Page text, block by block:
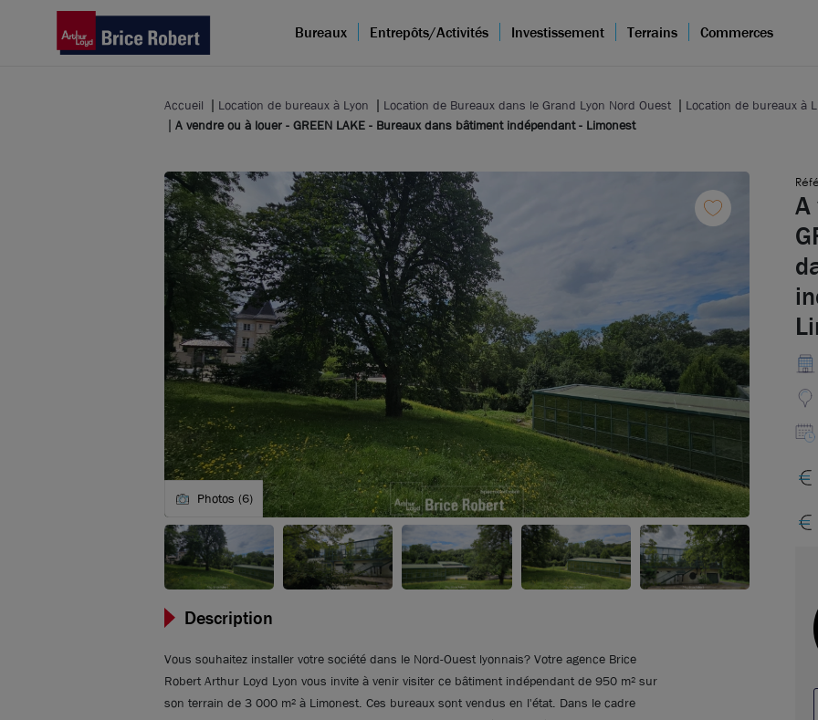
Bureaux Entrepôts/Activités Investissement Terrains Commerces
Accueil Location de bureaux à Lyon Location de Bureaux dans le Grand Lyon Nord Ouest
Location de bureaux à
A vendre ou à louer - GREEN LAKE - Bureaux dans bâtiment indépendant - Limonest
A
Photos (6)
Description
Vous souhaitez installer votre société dans le Nord-Ouest lyonnais? Votre agence Brice
Robert Arthur Loyd Lyon vous invite à venir visiter ce bâtiment indépendant de 950 m² sur
son terrain de 3 000 m² à Limonest. Ces bureaux sont vendus en l'état. Dans le cadre